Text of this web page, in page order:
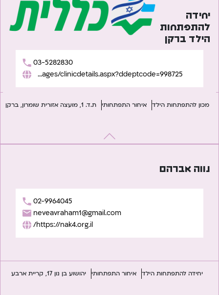
יחידה
להתפתחות
הילד ברקן
03-5282830
https://www.clalit.co.il/he/sefersherut/pages/clinicdetails.aspx?ddeptcode=998725
מכון להתפתחות הילד איחור התפתחותי ת.ד. 1, מועצה אזורית שומרון, ברקן
נווה אברהם
02-9964045
neveavraham1@gmail.com
https://nak4.org.il/
יחידה להתפתחות הילד איחור התפתחותי יהושוע בן נון 17, קריית ארבע